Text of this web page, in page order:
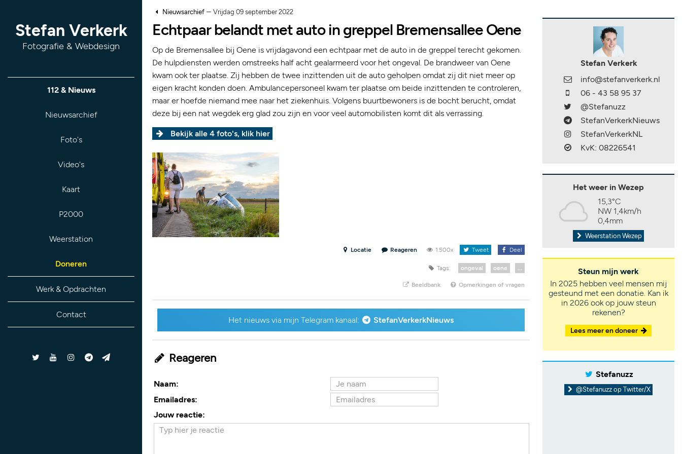
Stefan Verkerk
Fotografie & Webdesign
112 & Nieuws
Nieuwsarchief
Foto's
Video's
Kaart
P2000
Weerstation
Doneren
Werk & Opdrachten
Contact
Nieuwsarchief– Vrijdag 09 september 2022
Echtpaar belandt met auto in greppel Bremensallee Oene
Op de Bremensallee bij Oene is vrijdagavond een echtpaar met de auto in de greppel terecht gekomen.
De hulpdiensten werden omstreeks half acht gealarmeerd voor het ongeval. De brandweer van Oene
kwam ook ter plaatse. Zij hebben de twee inzittenden uit de auto geholpen omdat zij dit niet meer op
eigen kracht konden doen. Ambulancepersoneel kwam ter plaatse om beide inzittenden te controleren,
maar er hoefde niemand mee naar het ziekenhuis. Volgens buurtbewoners is de bocht berucht, omdat
deze bij een nat wegdek erg glad zou zijn en voor veel automobilisten komt dit als verrassing.
Bekijk alle 4 foto's, klik hier
Locatie Reageren 1.500x Tweet Deel
Tags: ongeval oene ...
Beeldbank Opmerkingen of vragen
Het nieuws via mijn Telegram kanaal: StefanVerkerkNieuws
Reageren
Naam:
Emailadres:
Jouw reactie:
Stefan Verkerk
info@stefanverkerk.nl
06 - 43 58 95 37
@Stefanuzz
StefanVerkerkNieuws
StefanVerkerkNL
KvK: 08226541
Het weer in Wezep
15,3°C
NW 1,4km/h
0,4mm
Weerstation Wezep
Steun mijn werk
In 2025 hebben veel mensen mij
gesteund met een donatie. Kan ik
in 2026 ook op jouw steun
rekenen?
Lees meer en doneer
Stefanuzz
@Stefanuzz op Twitter/X